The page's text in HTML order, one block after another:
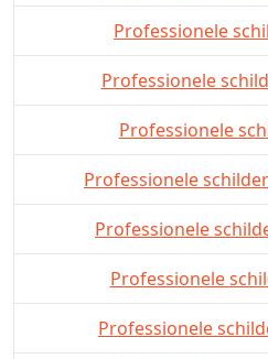
Professionele
Professionele
Professionele
Professionele
Professionele
Professionele
Professionele